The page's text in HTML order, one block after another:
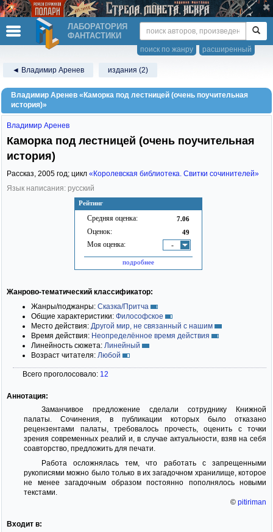
ЛАБОРАТОРИЯ
ФАНТАСТИКИ
расширенный
поиск по жанру
◄ Владимир Аренев издания (2)
Владимир Аренев «Каморка под лестницей (очень поучительная
история)»
Рейтинг
Средняя оценка: 7.06
Оценок: 49
Моя оценка: -
подробнее
Владимир Аренев
Каморка под лестницей (очень поучительная
история)
Рассказ, 2005 год; цикл «Королевская библиотека. Свитки сочинителей»
Язык написания: русский
Жанрово-тематический классификатор:
Жанры/поджанры: Сказка/Притча
Общие характеристики: Философское
Место действия: Другой мир, не связанный с нашим
Время действия: Неопределённое время действия
Линейность сюжета: Линейный
Возраст читателя: Любой
Всего проголосовало: 12
Аннотация:
Заманчивое предложение сделали сотруднику Книжной
палаты. Сочинения, в публикации которых было отказано
рецензентами палаты, требовалось прочесть, оценить с точки
зрения современных реалий и, в случае актуальности, взяв на себя
соавторство, предложить для печати.
Работа осложнялась тем, что работать с запрещенными
рукописями можно было только в их загадочном хранилище, которое
не менее загадочным образом постоянно пополнялось новыми
текстами.
© pitiriman
Входит в: